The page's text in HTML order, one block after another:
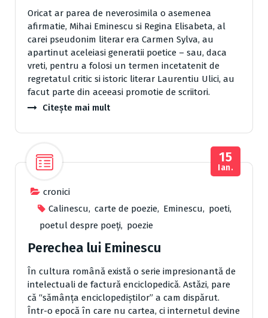
Oricat ar parea de neverosimila o asemenea
afirmatie, Mihai Eminescu si Regina Elisabeta, al
carei pseudonim literar era Carmen Sylva, au
apartinut aceleiasi generatii poetice – sau, daca
vreti, pentru a folosi un termen incetatenit de
regretatul critic si istoric literar Laurentiu Ulici, au
facut parte din aceeasi promotie de scriitori.
Citește mai mult
cronici
Calinescu, carte de poezie, Eminescu, poeti,
poetul despre poeți, poezie
15
Ian.
Perechea lui Eminescu
În cultura română există o serie impresionantă de
intelectuali de factură enciclopedică. Astăzi, pare
că “sămânţa enciclopediştilor” a cam dispărut.
Într-o epocă în care nu cartea, ci internetul devine